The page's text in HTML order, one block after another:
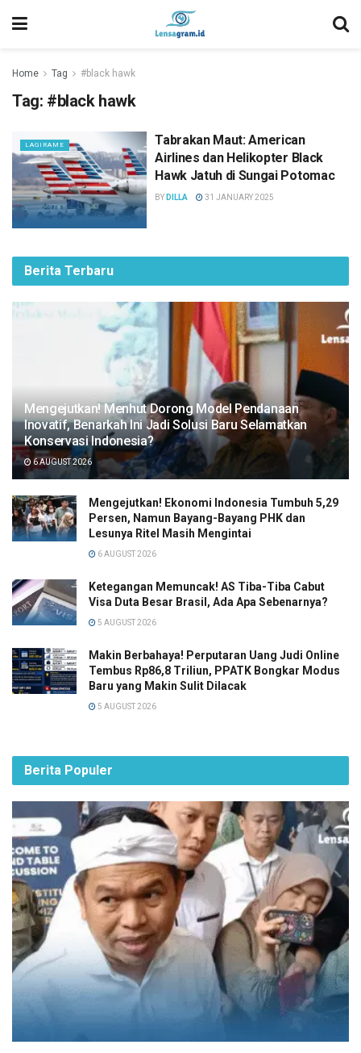
Home Tag #black hawk
Tag: #black hawk
LAGIRAME
Tabrakan Maut: American
Airlines dan Helikopter Black
Hawk Jatuh di Sungai Potomac
BY DILLA 31 JANUARY 2025
Berita Terbaru
Mengejutkan! Menhut Dorong Model Pendanaan
Inovatif, Benarkah Ini Jadi Solusi Baru Selamatkan
Konservasi Indonesia?
6 AUGUST 2026
Mengejutkan! Ekonomi Indonesia Tumbuh 5,29
Persen, Namun Bayang-Bayang PHK dan
Lesunya Ritel Masih Mengintai
6 AUGUST 2026
Ketegangan Memuncak! AS Tiba-Tiba Cabut
Visa Duta Besar Brasil, Ada Apa Sebenarnya?
5 AUGUST 2026
Makin Berbahaya! Perputaran Uang Judi Online
Tembus Rp86,8 Triliun, PPATK Bongkar Modus
Baru yang Makin Sulit Dilacak
5 AUGUST 2026
Berita Populer